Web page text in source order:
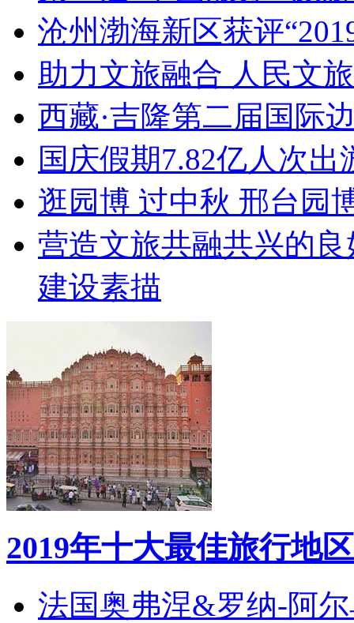
沧州渤海新区获评
助力文旅融合 人民文
西藏·吉隆第二届国际
国庆假期7.82亿人次
逛园博 过中秋 邢台园
营造文旅共融共兴的
建设素描
2019年十大最佳旅行地区
法国奥弗涅&罗纳-阿